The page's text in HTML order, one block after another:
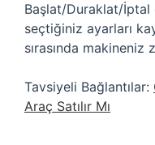
Başlat/Duraklat/
seçtiğiniz ayarları
sırasında makineniz
Tavsiyeli Bağlantılar:
Araç Satılır Mı